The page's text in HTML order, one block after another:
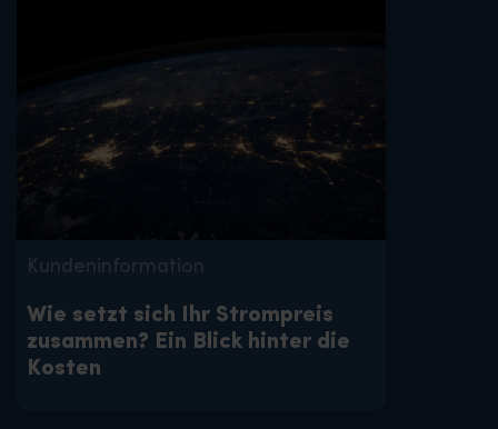
Kundeninformation
Wie setzt sich Ihr Strompreis
zusammen? Ein Blick hinter die
Kosten